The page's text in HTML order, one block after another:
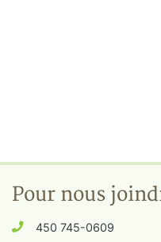
Pour nous
450 745-0609